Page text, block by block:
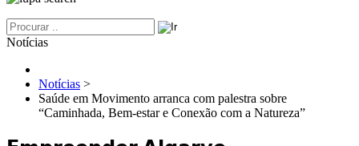
Notícias
Notícias >
Saúde em Movimento arranca com palestra sobre
“Caminhada, Bem-estar e Conexão com a Natureza”